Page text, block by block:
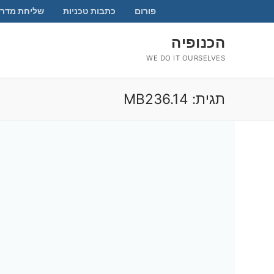
לתוכן
פורום כתבות טכניות שליחת
הכנופיה
WE DO IT OURSELVES
תגית: MB236.14